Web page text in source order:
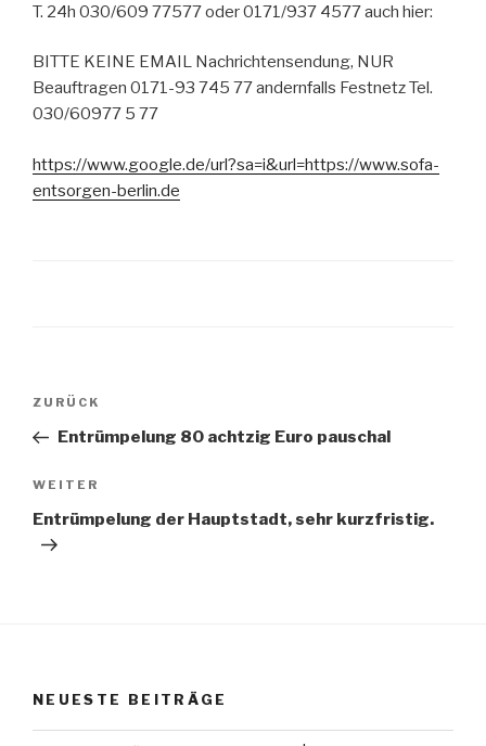
T. 24h 030/609 77577 oder 0171/937 4577 auch hier:
BITTE KEINE EMAIL Nachrichtensendung, NUR
Beauftragen 0171-93 745 77 andernfalls Festnetz Tel.
030/60977 5 77
https://www.google.de/url?sa=i&url=https://www.sofa-
entsorgen-berlin.de
Beitragsnavigation
Vorheriger
Beitrag
ZURÜCK
Entrümpelung 80 achtzig Euro pauschal
Nächster
Beitrag
WEITER
Entrümpelung der Hauptstadt, sehr kurzfristig.
NEUESTE BEITRÄGE